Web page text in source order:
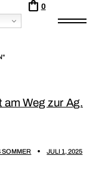
0
SOMMER JULI 1, 2025